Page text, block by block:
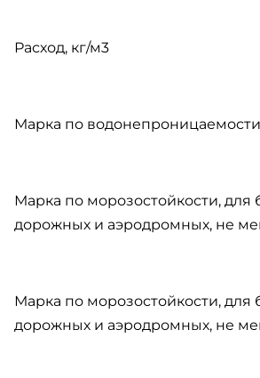
Расход, кг/м3
Марка по
Марка по морозостойкости, для
дорожных и аэродромных, не
Марка по морозостойкости, для
дорожных и аэродромных, не